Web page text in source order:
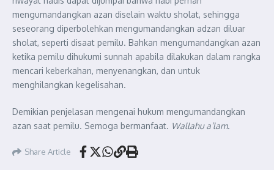
mengumandangkan azan diselain waktu sholat, sehingga
seseorang diperbolehkan mengumandangkan adzan diluar
sholat, seperti disaat pemilu. Bahkan mengumandangkan azan
ketika pemilu dihukumi sunnah apabila dilakukan dalam rangka
mencari keberkahan, menyenangkan, dan untuk
menghilangkan kegelisahan.
Demikian penjelasan mengenai hukum mengumandangkan
azan saat pemilu. Semoga bermanfaat. Wallahu a’lam.
Share Article